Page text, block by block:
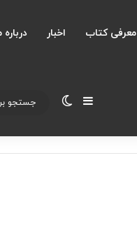
معرفی کتاب اخبار درباره
نوارکناریتغییر پوسته